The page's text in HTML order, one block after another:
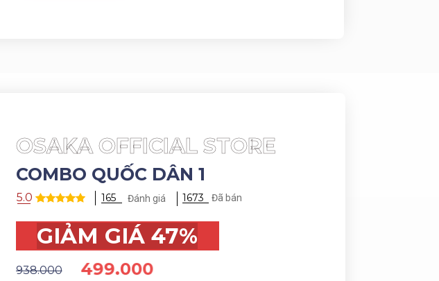
COMBO QUỐC DÂN 1
OSAKA OFFICIAL STORE
5.0
GIẢM GIÁ 47%
499.000
938.000
Đánh giá
165 Đã bán
1673